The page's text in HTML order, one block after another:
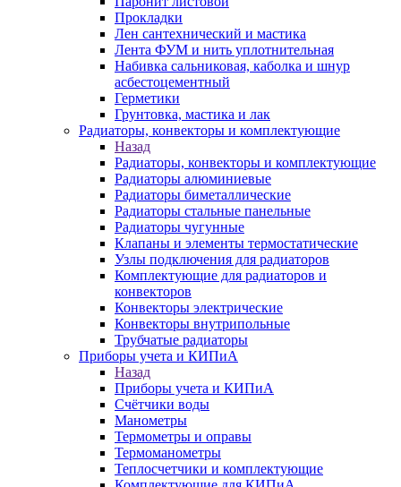
Прокладки
Лен сантехнический и мастика
Лента ФУМ и нить уплотнительная
Набивка сальниковая, каболка и шнур
асбестоцементный
Герметики
Грунтовка, мастика и лак
Радиаторы, конвекторы и комплектующие
Назад
Радиаторы, конвекторы и комплектующие
Радиаторы алюминиевые
Радиаторы биметаллические
Радиаторы стальные панельные
Радиаторы чугунные
Клапаны и элементы термостатические
Узлы подключения для радиаторов
Комплектующие для радиаторов и
конвекторов
Конвекторы электрические
Конвекторы внутрипольные
Трубчатые радиаторы
Приборы учета и КИПиА
Назад
Приборы учета и КИПиА
Счётчики воды
Манометры
Термометры и оправы
Термоманометры
Теплосчетчики и комплектующие